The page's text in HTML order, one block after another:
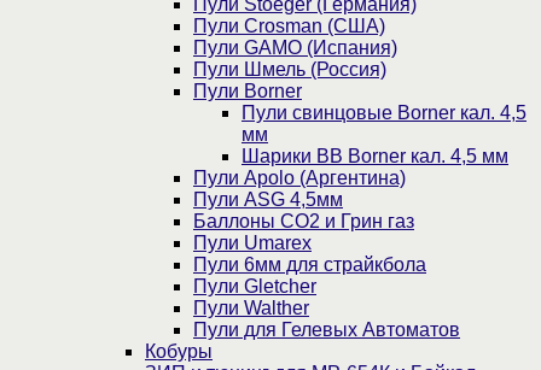
Пули Crosman (США)
Пули GAMO (Испания)
Пули Шмель (Россия)
Пули Borner
Пули свинцовые Borner кал. 4,5
мм
Шарики BB Borner кал. 4,5 мм
Пули Apolo (Аргентина)
Пули ASG 4,5мм
Баллоны CO2 и Грин газ
Пули Umarex
Пули 6мм для страйкбола
Пули Gletcher
Пули Walther
Пули для Гелевых Автоматов
Кобуры